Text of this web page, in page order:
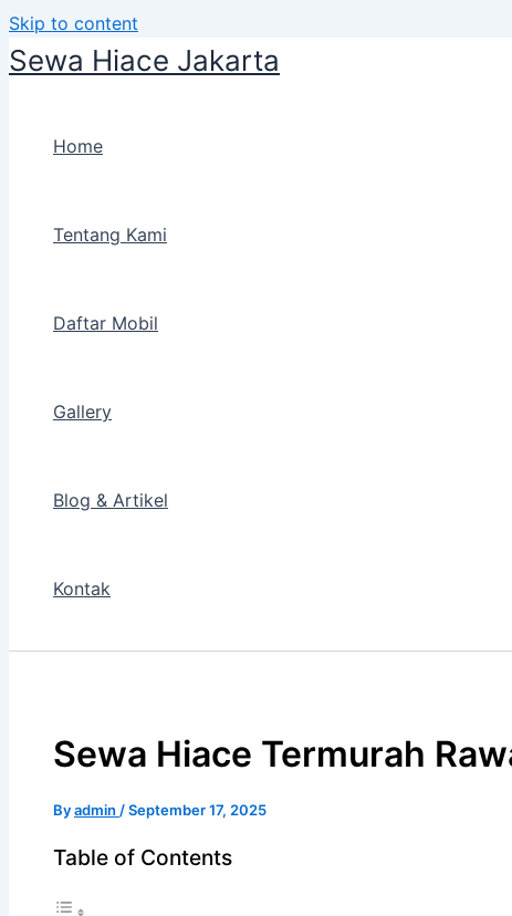
Skip to content
Sewa Hiace Jakarta
Home
Tentang Kami
Daftar Mobil
Gallery
Blog & Artikel
Kontak
Sewa Hiace Termurah
Byadmin /September 17, 2025
Table of Contents